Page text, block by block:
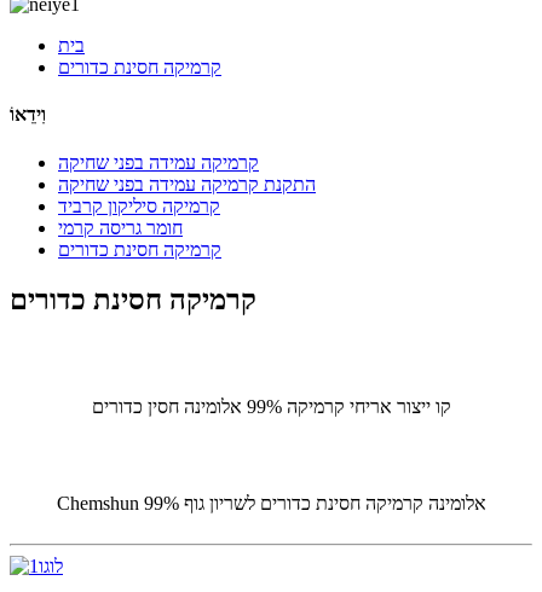
בית
קרמיקה חסינת כדורים
וִידֵאוֹ
קרמיקה עמידה בפני שחיקה
התקנת קרמיקה עמידה בפני שחיקה
קרמיקה סיליקון קרביד
חומר גריסה קרמי
קרמיקה חסינת כדורים
קרמיקה חסינת כדורים
קו ייצור אריחי קרמיקה 99% אלומינה חסין כדורים
Chemshun 99% אלומינה קרמיקה חסינת כדורים לשריון גוף